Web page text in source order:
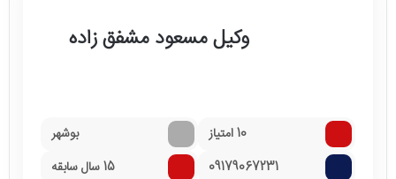
وکیل مسعود مشفق زاده
10 امتیاز
بوشهر
09179067231
15 سال سابقه